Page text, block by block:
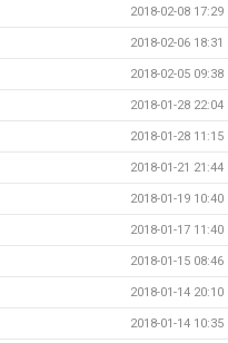
2018-02-08 17:29
2018-02-06 18:31
2018-02-05 09:38
2018-01-28 22:04
2018-01-28 11:15
2018-01-21 21:44
2018-01-19 10:40
2018-01-17 11:40
2018-01-15 08:46
2018-01-14 20:10
2018-01-14 10:35